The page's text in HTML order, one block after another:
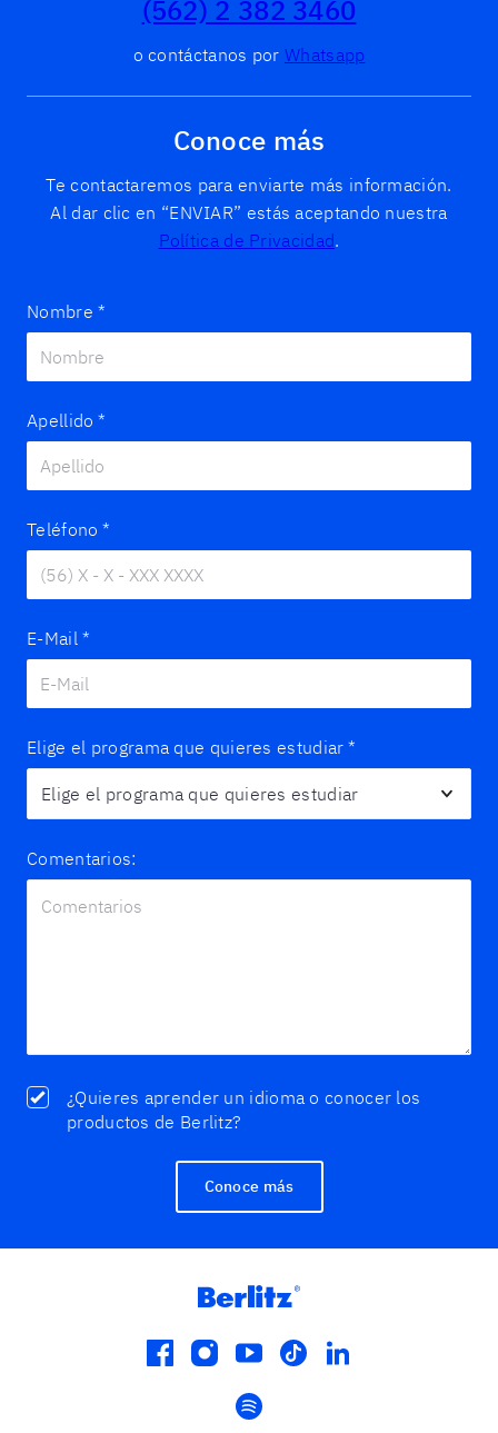
(562) 2 382 3460
o contáctanos por Whatsapp
Conoce más
Te contactaremos para enviarte más información.
Al dar clic en “ENVIAR” estás aceptando nuestra
Política de Privacidad.
Nombre *
Apellido *
Teléfono *
E-Mail *
Elige el programa que quieres estudiar *
Comentarios:
¿Quieres aprender un idioma o conocer los
productos de Berlitz?
Conoce más
facebook
instagram
youtube
tiktoklinkedin
spotify